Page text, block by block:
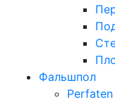
Фальшпол
Perfaten